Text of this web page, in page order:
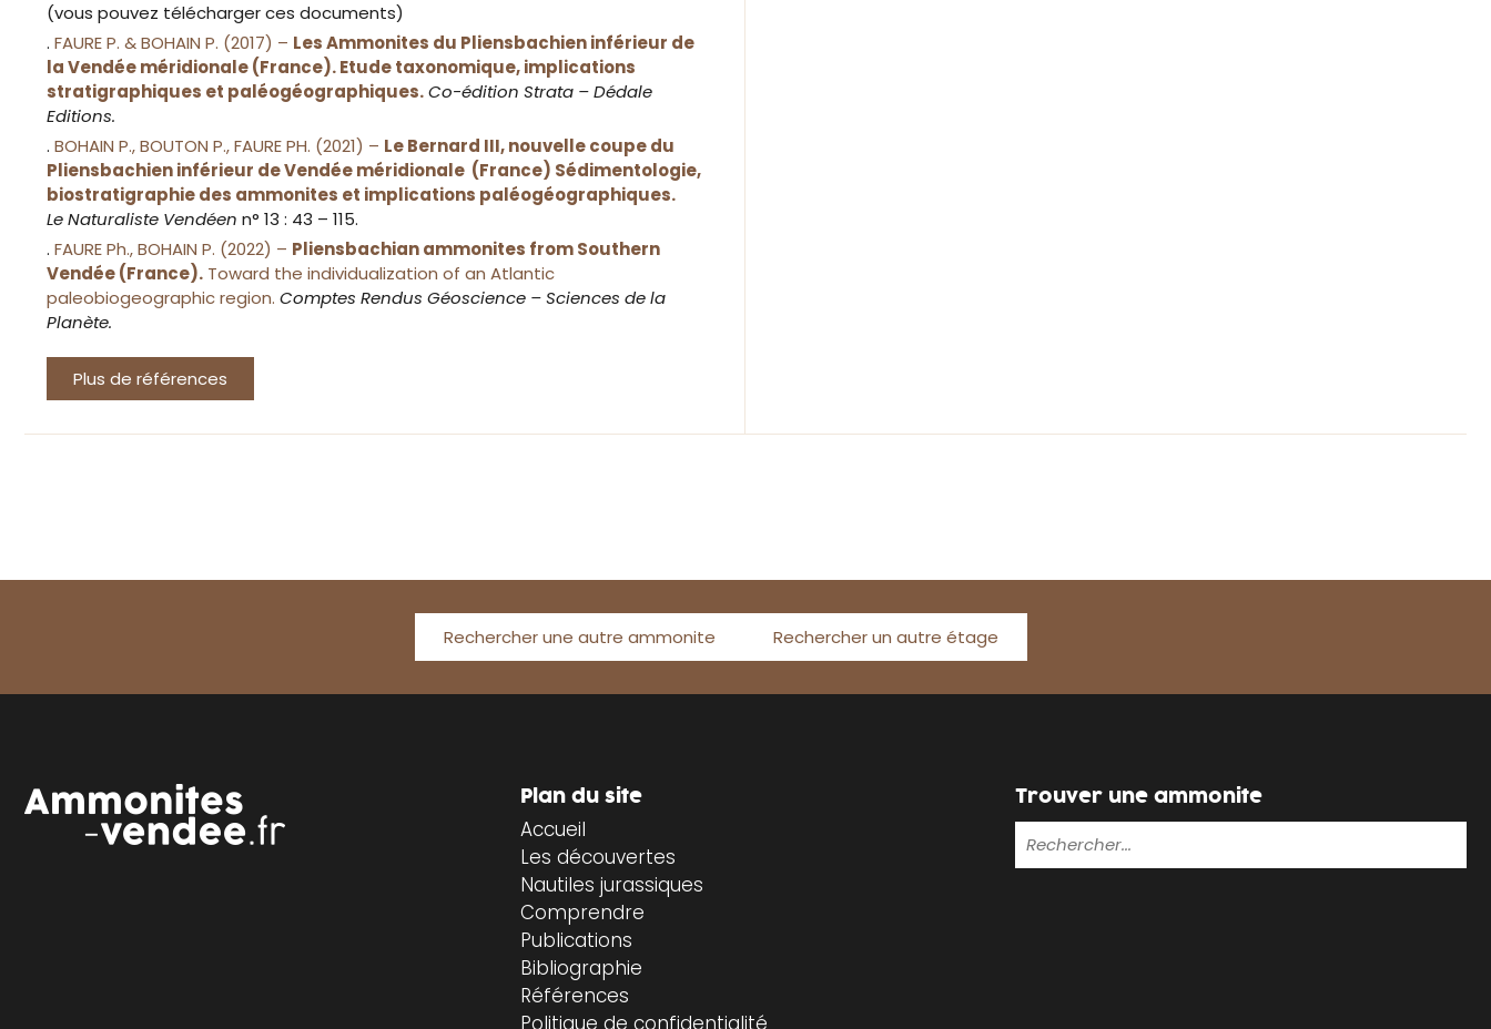
(vous pouvez télécharger ces documents)
. FAURE P. & BOHAIN P. (2017) – Les Ammonites du Pliensbachien inférieur de
la Vendée méridionale (France). Etude taxonomique, implications
stratigraphiques et paléogéographiques.Co-édition Strata – Dédale
Editions.
. BOHAIN P., BOUTON P., FAURE PH. (2021) – Le Bernard III, nouvelle coupe du
Pliensbachien inférieur de Vendée méridionale (France) Sédimentologie,
biostratigraphie des ammonites et implications paléogéographiques.
Le Naturaliste Vendéen n° 13 : 43 – 115.
. FAURE Ph., BOHAIN P. (2022) – Pliensbachian ammonites from Southern
Vendée (France). Toward the individualization of an Atlantic
paleobiogeographic region. Comptes Rendus Géoscience – Sciences de la
Planète.
Plus de références
Rechercher une autre ammonite Rechercher un autre étage
Plan du site
Accueil
Les découvertes
Nautiles jurassiques
Comprendre
Publications
Bibliographie
Références
Trouver une ammonite